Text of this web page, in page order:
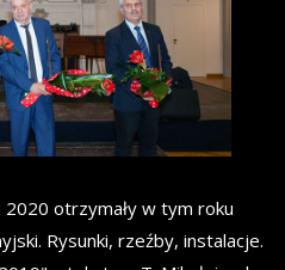
2020 otrzymały w tym roku
Rysunki, rzeźby, instalacje.